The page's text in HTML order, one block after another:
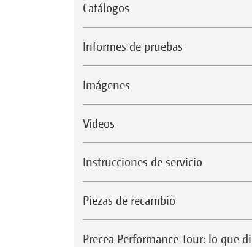
Catálogos
Informes de pruebas
Imágenes
Vídeos
Instrucciones de servicio
Piezas de recambio
Precea Performance Tour: lo que